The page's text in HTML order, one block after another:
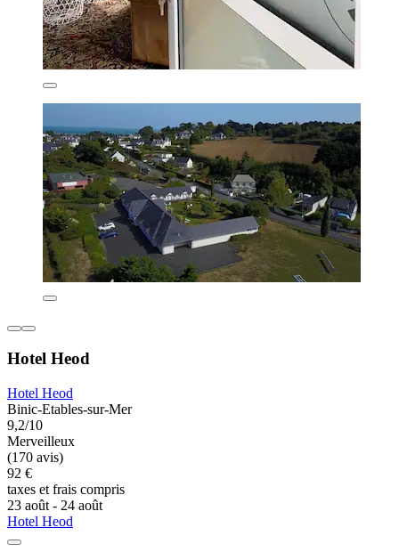
Hotel Heod
Hotel Heod
Binic-Etables-sur-Mer
9,2/10
Merveilleux
(170 avis)
92 €
taxes et frais compris
23 août - 24 août
Hotel Heod